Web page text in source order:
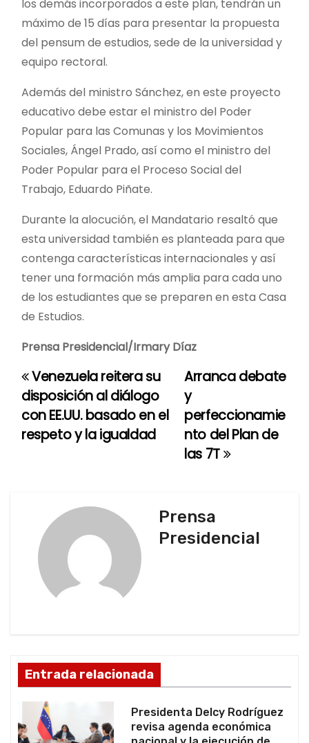
los demás incorporados a este plan, tendrán un
máximo de 15 días para presentar la propuesta
del pensum de estudios, sede de la universidad y
equipo rectoral.
Además del ministro Sánchez, en este proyecto
educativo debe estar el ministro del Poder
Popular para las Comunas y los Movimientos
Sociales, Ángel Prado, así como el ministro del
Poder Popular para el Proceso Social del
Trabajo, Eduardo Piñate.
Durante la alocución, el Mandatario resaltó que
esta universidad también es planteada para que
contenga características internacionales y así
tener una formación más amplia para cada uno
de los estudiantes que se preparen en esta Casa
de Estudios.
Prensa Presidencial/Irmary Díaz
N
a
v
d
e
e
Arranca debate
y
perfeccionamie
nto del Plan de
las 7T
Venezuela reitera su
disposición al diálogo
con EE.UU. basado en el
respeto y la igualdad
Prensa
Presidencial
Entrada relacionada
Presidenta Delcy Rodríguez
revisa agenda económica